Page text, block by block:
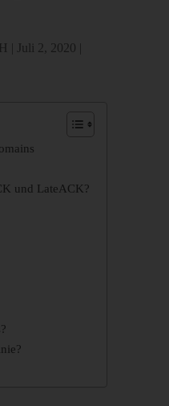
Juli 2, 2020
und LateACK?